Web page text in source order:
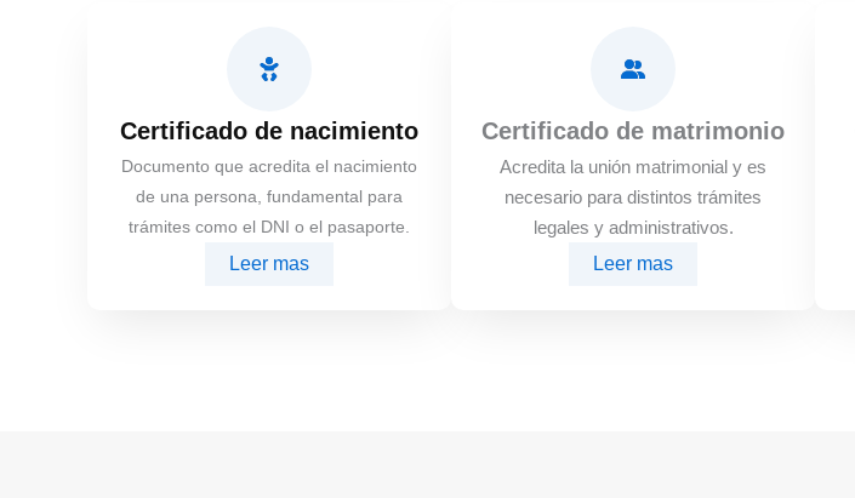
Certificado de nacimiento
Documento que acredita el nacimiento
de una persona, fundamental para
trámites como el DNI o el pasaporte.
Leer mas
Certificado de matrimonio
Acredita la unión matrimonial y es
necesario para distintos trámites
legales y administrativos.
Leer mas